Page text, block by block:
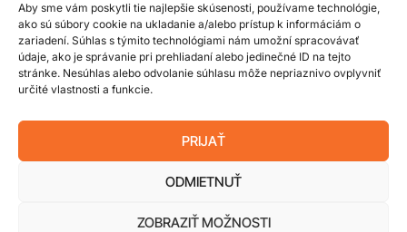
Aby sme vám poskytli tie najlepšie skúsenosti, používame technológie,
ako sú súbory cookie na ukladanie a/alebo prístup k informáciám o
zariadení. Súhlas s týmito technológiami nám umožní spracovávať
údaje, ako je správanie pri prehliadaní alebo jedinečné ID na tejto
stránke. Nesúhlas alebo odvolanie súhlasu môže nepriaznivo ovplyvniť
určité vlastnosti a funkcie.
PRIJAŤ
ODMIETNUŤ
ZOBRAZIŤ MOŽNOSTI